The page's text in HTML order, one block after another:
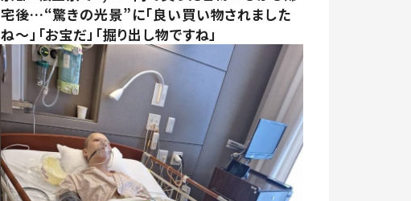
宅後…“驚きの光景”に「良い買い物されました
ね～」「お宝だ」「掘り出し物ですね」